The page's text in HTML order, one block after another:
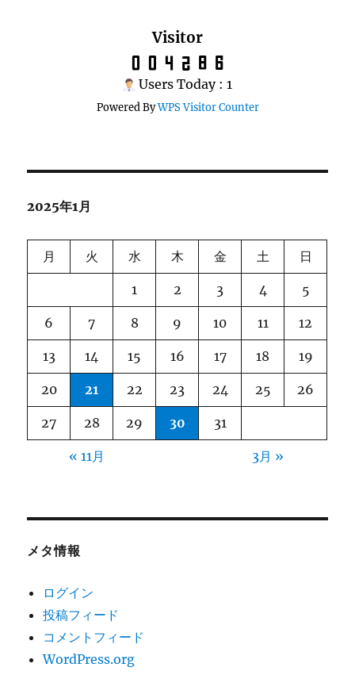
Visitor
Users Today : 1
Powered ByWPS Visitor Counter
2025年1月
月 火 水 木 金 土 日
1 2 3 4 5
6 7 8 9 10 11 12
13 14 15 16 17 18 19
20 21 22 23 24 25 26
27 28 29 30 31
« 11月 3月 »
メタ情報
ログイン
投稿フィード
コメントフィード
WordPress.org